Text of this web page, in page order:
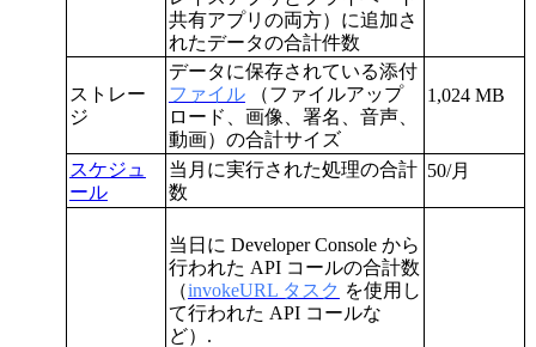
共有アプリの両方）に追加さ
れたデータの合計件数
ストレー
ジ
データに保存されている添付
ファイル
（ファイルアップ
ロード、画像、署名、音声、
動画）の合計サイズ
1,024 MB
スケジュ
ール
当月に実行された処理の合計
数
50/月
当日に Developer Console から
行われた API コールの合計数
（invokeURL タスク を使用し
て行われた API コールな
ど） .